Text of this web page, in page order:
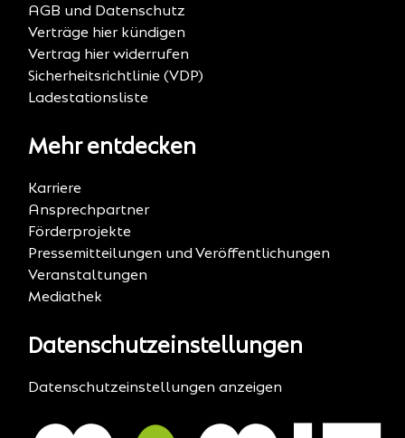
AGB und Datenschutz
Verträge hier kündigen
Vertrag hier widerrufen
Sicherheitsrichtlinie (VDP)
Ladestationsliste
Mehr entdecken
Karriere
Ansprechpartner
Förderprojekte
Pressemitteilungen und Veröffentlichungen
Veranstaltungen
Mediathek
Datenschutzeinstellungen
Datenschutzeinstellungen anzeigen